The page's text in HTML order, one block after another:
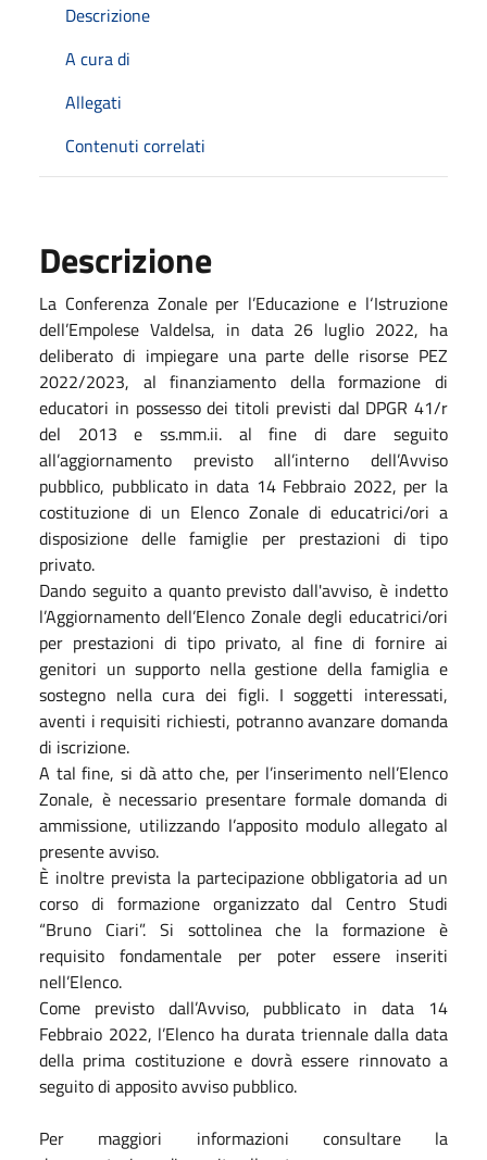
Descrizione
A cura di
Allegati
Contenuti correlati
Descrizione
La Conferenza Zonale per l’Educazione e l‘Istruzione
dell’Empolese Valdelsa, in data 26 luglio 2022, ha
deliberato di impiegare una parte delle risorse PEZ
2022/2023, al finanziamento della formazione di
educatori in possesso dei titoli previsti dal DPGR 41/r
del 2013 e ss.mm.ii. al fine di dare seguito
all’aggiornamento previsto all’interno dell’Avviso
pubblico, pubblicato in data 14 Febbraio 2022, per la
costituzione di un Elenco Zonale di educatrici/ori a
disposizione delle famiglie per prestazioni di tipo
privato.
Dando seguito a quanto previsto dall'avviso, è indetto
l’Aggiornamento dell’Elenco Zonale degli educatrici/ori
per prestazioni di tipo privato, al fine di fornire ai
genitori un supporto nella gestione della famiglia e
sostegno nella cura dei figli. I soggetti interessati,
aventi i requisiti richiesti, potranno avanzare domanda
di iscrizione.
A tal fine, si dà atto che, per l’inserimento nell’Elenco
Zonale, è necessario presentare formale domanda di
ammissione, utilizzando l’apposito modulo allegato al
presente avviso.
È inoltre prevista la partecipazione obbligatoria ad un
corso di formazione organizzato dal Centro Studi
“Bruno Ciari”. Si sottolinea che la formazione è
requisito fondamentale per poter essere inseriti
nell’Elenco.
Come previsto dall’Avviso, pubblicato in data 14
Febbraio 2022, l’Elenco ha durata triennale dalla data
della prima costituzione e dovrà essere rinnovato a
seguito di apposito avviso pubblico.
Per maggiori informazioni consultare la